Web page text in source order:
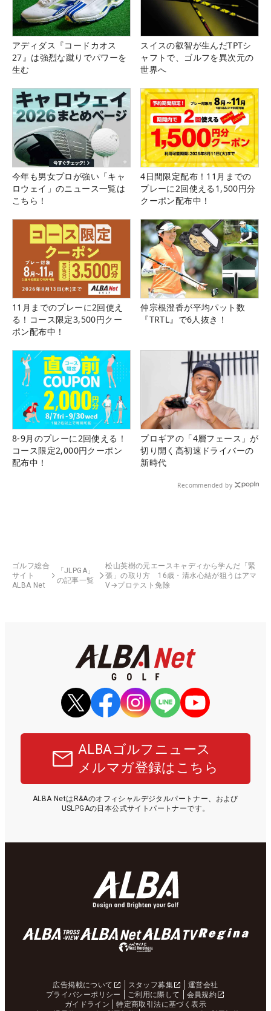
アディダス『コードカオス
27』は強烈な蹴りでパワーを
生む
スイスの叡智が生んだTPTシ
ャフトで、ゴルフを異次元の
世界へ
今年も男女プロが強い「キャ
ロウェイ」のニュース一覧は
こちら！
4日間限定配布！11月までの
プレーに2回使える1,500円分
クーポン配布中！
11月までのプレーに2回使え
る！コース限定3,500円クー
ポン配布中！
仲宗根澄香が平均パット数
『TRTL』で6人抜き！
8-9月のプレーに2回使える！
コース限定2,000円クーポン
配布中！
プロギアの「4層フェース」が
切り開く高初速ドライバーの
新時代
Recommended by
ゴルフ総合
サイト
ALBA Net
「JLPGA」
の記事一覧
松山英樹の元エースキャディから学んだ「緊
張」の取り方 16歳・清水心結が狙うはアマ
V→プロテスト免除
ALBAゴルフニュース
メルマガ登録はこちら
ALBA NetはR&Aのオフィシャルデジタルパートナー、および
USLPGAの日本公式サイトパートナーです。
広告掲載について スタッフ募集
運営会社
プライバシーポリシー
ご利用に際して
会員規約
ガイドライン
特定商取引法に基づく表示